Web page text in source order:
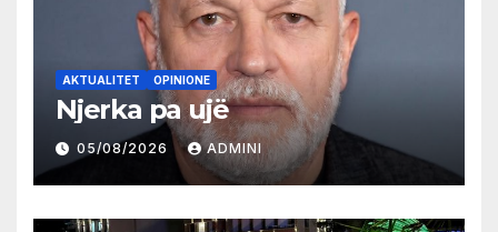
AKTUALITET OPINIONE
Njerka pa ujë
05/08/2026 ADMINI